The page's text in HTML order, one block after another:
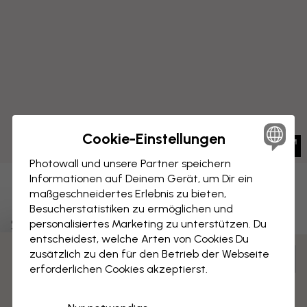
Stadt der Träume
LEINWANDBILD Speichern
Anpassen und bestellen
Vormontiert und bereit zum Aufhängen
Cookie-Einstellungen
Photowall und unsere Partner speichern
Informationen auf Deinem Gerät, um Dir ein
maßgeschneidertes Erlebnis zu bieten,
Besucherstatistiken zu ermöglichen und
personalisiertes Marketing zu unterstützen. Du
entscheidest, welche Arten von Cookies Du
zusätzlich zu den für den Betrieb der Webseite
erforderlichen Cookies akzeptierst.